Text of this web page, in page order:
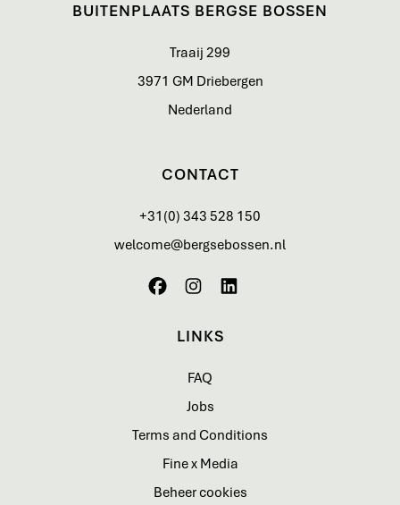
BUITENPLAATS BERGSE BOSSEN
Traaij 299
3971 GM Driebergen
Nederland
CONTACT
+31(0) 343 528 150
welcome@bergsebossen.nl
LINKS
FAQ
Jobs
Terms and Conditions
Fine x Media
Beheer cookies